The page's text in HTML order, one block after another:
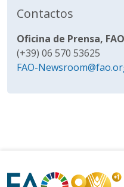
Contactos
Oficina de Prensa, FAO
(+39) 06 570 53625
FAO-